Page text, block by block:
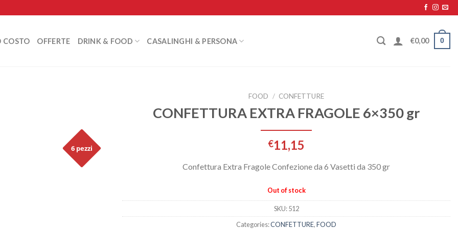
COSTO OFFERTE DRINK & FOOD CASALINGHI & PERSONA €0,00 0
6 pezzi
FOOD / CONFETTURE
CONFETTURA EXTRA FRAGOLE 6×350 gr
€11,15
Confettura Extra Fragole Confezione da 6 Vasetti da 350 gr
Out of stock
SKU:512
Categories:CONFETTURE,FOOD